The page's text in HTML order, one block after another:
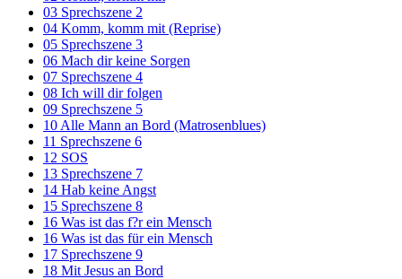
03 Sprechszene 2
04 Komm, komm mit (Reprise)
05 Sprechszene 3
06 Mach dir keine Sorgen
07 Sprechszene 4
08 Ich will dir folgen
09 Sprechszene 5
10 Alle Mann an Bord (Matrosenblues)
11 Sprechszene 6
12 SOS
13 Sprechszene 7
14 Hab keine Angst
15 Sprechszene 8
16 Was ist das f?r ein Mensch
16 Was ist das für ein Mensch
17 Sprechszene 9
18 Mit Jesus an Bord